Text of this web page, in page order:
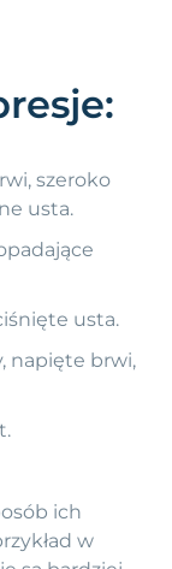
szeroko
usta.
usta.
napięte brwi,
ich
w